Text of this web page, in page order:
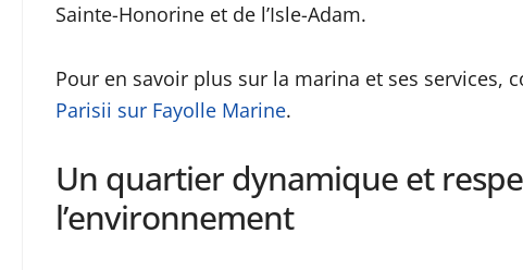
Sainte-Honorine et de l’Isle-Adam.
Pour en savoir plus sur la marina et ses services,
Parisii sur Fayolle Marine.
Un quartier dynamique et
l’environnement